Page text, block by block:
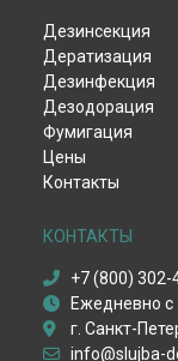
Уничтожение
Уничтожение
Обработка от
Обработка от
Обработка от
Уничтожение
Удаление
Дезинфекция
Пест-контроль
Уничтожение
Дезинсекция
Дератизация
Дезинфекция
Дезодорация
Фумигация
Цены
Контакты
КОНТАКТЫ
+7 (800) 302-
Ежедневно с
г. Санкт-
info@slujba-